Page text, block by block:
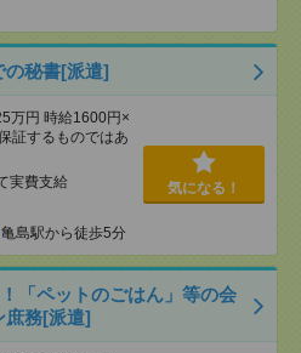
秘書[派遣]
円 時給1600円×
証するものではあ
実費支給
亀島駅から徒歩5分
気になる！
「ペットのごはん」等の会
庶務[派遣]